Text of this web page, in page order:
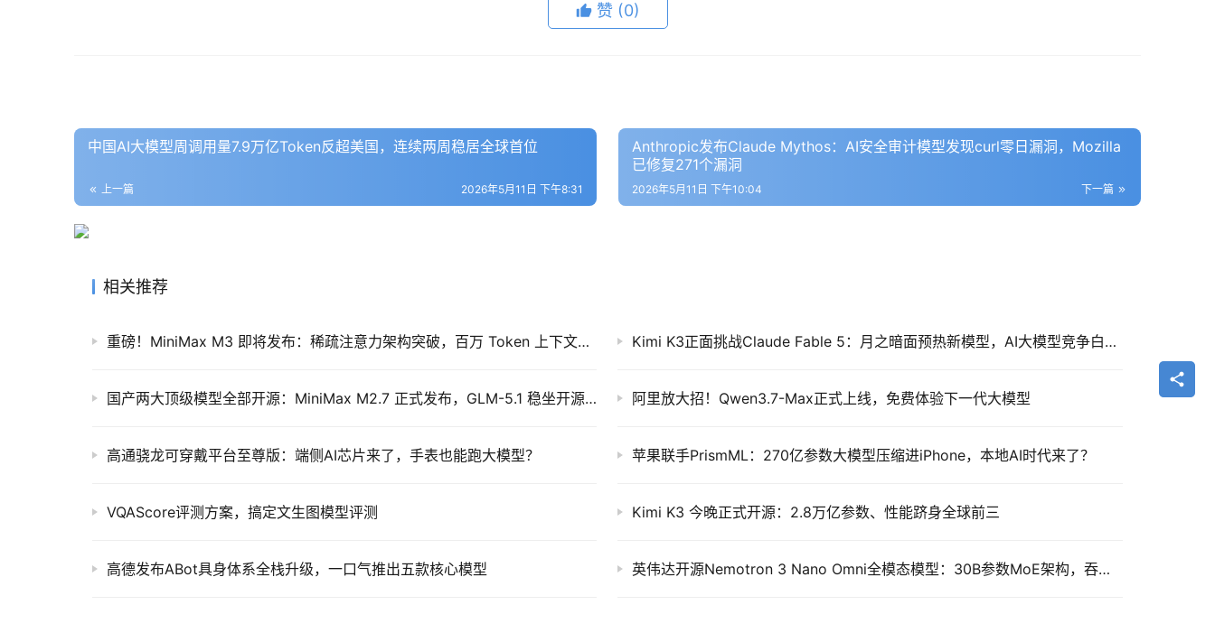
赞 (0)
中国AI大模型周调用量7.9万亿Token反超美国，连续两周稳居全球首位
上一篇 2026年5月11日 下午8:31
Anthropic发布Claude Mythos：AI安全审计模型发现curl零日漏洞，Mozilla
已修复271个漏洞
下一篇
2026年5月11日 下午10:04
相关推荐
重磅！MiniMax M3 即将发布：稀疏注意力架构突破，百万 Token 上下文效率暴增 Kimi K3正面挑战Claude Fable 5：月之暗面预热新模型，AI大模型竞争白热化
国产两大顶级模型全部开源：MiniMax M2.7 正式发布，GLM-5.1 稳坐开源第一 阿里放大招！Qwen3.7-Max正式上线，免费体验下一代大模型
高通骁龙可穿戴平台至尊版：端侧AI芯片来了，手表也能跑大模型？ 苹果联手PrismML：270亿参数大模型压缩进iPhone，本地AI时代来了？
VQAScore评测方案，搞定文生图模型评测 Kimi K3 今晚正式开源：2.8万亿参数、性能跻身全球前三
高德发布ABot具身体系全栈升级，一口气推出五款核心模型 英伟达开源Nemotron 3 Nano Omni全模态模型：30B参数MoE架构，吞吐量暴增9.2倍